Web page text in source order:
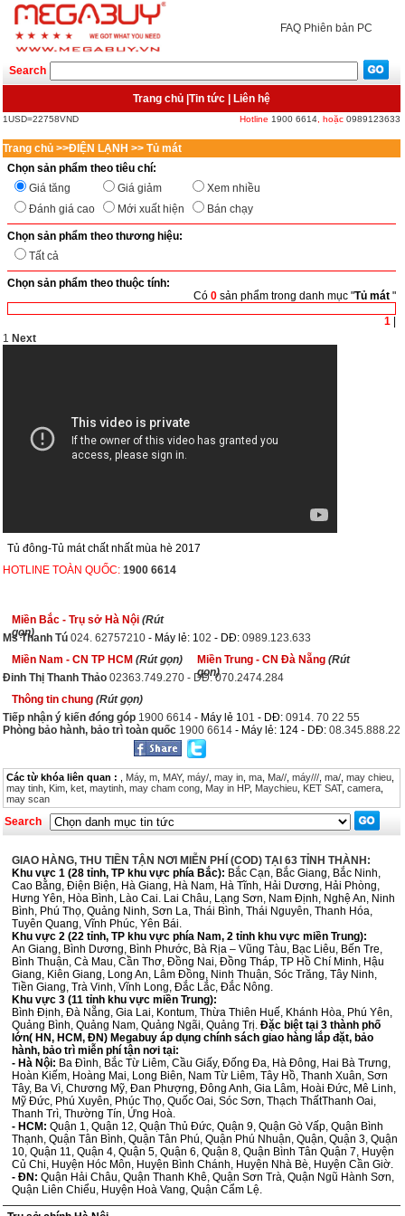
FAQ Phiên bản PC
Search
Trang chủ Tin tức Liên hệ
1USD=22758VND Hotline 1900 6614 , hoặc 0989123633
Trang chủ >>ĐIỆN LẠNH >> Tủ mát
Chọn sản phẩm theo tiêu chí:
Giá tăng
Giá giảm
Xem nhiều
Đánh giá cao
Mới xuất hiện Bán chạy
Chọn sản phẩm theo thương hiệu:
Tất cả
Chọn sản phẩm theo thuộc tính:
Có 0 sản phẩm trong danh mục "Tủ mát "
1
1 Next
Tủ đông-Tủ mát chất nhất mùa hè 2017
HOTLINE TOÀN QUỐC: 1900 6614
Miền Bắc - Trụ sở Hà Nội (Rút
gọn)
Ms Thanh Tú 024. 62757210 - Máy lẻ: 102 - DĐ: 0989.123.633
Miền Nam - CN TP HCM (Rút gọn) Miền Trung - CN Đà Nẵng (Rút
gọn)
Đinh Thị Thanh Thảo 02363.749.270 - DĐ: 070.2474.284
Thông tin chung (Rút gọn)
Tiếp nhận ý kiến đóng góp 1900 6614 - Máy lẻ 101 - DĐ: 0914. 70 22 55
Phòng bảo hành, bảo trì toàn quốc 1900 6614 - Máy lẻ: 124 - DĐ: 08.345.888.22
Các từ khóa liên quan : Máy, m MAY, máy/ may in ma Ma// máy/// ma/ may chieu
may tinh Kim ket maytinh may cham cong May in HP, Maychieu KET SAT, camera
may scan
Search
GIAO HÀNG, THU TIỀN TẬN NƠI MIỄN PHÍ (COD) TẠI 63 TỈNH THÀNH:
Khu vực 1 (28 tỉnh, TP khu vực phía Bắc): Bắc Cạn, Bắc Giang, Bắc Ninh,
Cao Bằng, Điện Biện, Hà Giang, Hà Nam, Hà Tĩnh, Hải Dương, Hải Phòng,
Hưng Yên, Hòa Bình, Lào Cai. Lai Châu, Lạng Sơn, Nam Định, Nghệ An, Ninh
Bình, Phú Thọ, Quảng Ninh, Sơn La, Thái Bình, Thái Nguyên, Thanh Hóa,
Tuyên Quang, Vĩnh Phúc, Yên Bái.
Khu vực 2 (22 tỉnh, TP khu vực phía Nam, 2 tỉnh khu vực miền Trung):
An Giang, Bình Dương, Bình Phước, Bà Rịa – Vũng Tàu, Bạc Liêu, Bến Tre,
Bình Thuận, Cà Mau, Cần Thơ, Đồng Nai, Đồng Tháp, TP Hồ Chí Minh, Hậu
Giang, Kiên Giang, Long An, Lâm Đồng, Ninh Thuận, Sóc Trăng, Tây Ninh,
Tiền Giang, Trà Vinh, Vĩnh Long, Đắc Lắc, Đắc Nông.
Khu vực 3 (11 tỉnh khu vực miền Trung):
Bình Định, Đà Nẵng, Gia Lai, Kontum, Thừa Thiên Huế, Khánh Hòa, Phú Yên,
Quảng Bình, Quảng Nam, Quảng Ngãi, Quảng Trị. Đặc biệt tại 3 thành phố
lớn( HN, HCM, ĐN) Megabuy áp dụng chính sách giao hàng lắp đặt, bảo
hành, bảo trì miễn phí tận nơi tại:
- Hà Nội: Ba Đình, Bắc Từ Liêm, Cầu Giấy, Đống Đa, Hà Đông, Hai Bà Trưng,
Hoàn Kiếm, Hoàng Mai, Long Biên, Nam Từ Liêm, Tây Hồ, Thanh Xuân, Sơn
Tây, Ba Vì, Chương Mỹ, Đan Phượng, Đông Anh, Gia Lâm, Hoài Đức, Mê Linh,
Mỹ Đức, Phú Xuyên, Phúc Thọ, Quốc Oai, Sóc Sơn, Thạch ThấtThanh Oai,
Thanh Trì, Thường Tín, Ứng Hoà.
- HCM: Quận 1, Quận 12, Quận Thủ Đức, Quận 9, Quận Gò Vấp, Quận Bình
Thạnh, Quận Tân Bình, Quận Tân Phú, Quận Phú Nhuận, Quận, Quận 3, Quận
10, Quận 11, Quận 4, Quận 5, Quận 6, Quận 8, Quận Bình Tân Quận 7, Huyện
Củ Chi, Huyện Hóc Môn, Huyện Bình Chánh, Huyện Nhà Bè, Huyện Cần Giờ.
- ĐN: Quận Hải Châu, Quận Thanh Khê, Quận Sơn Trà, Quận Ngũ Hành Sơn,
Quận Liên Chiểu, Huyện Hoà Vang, Quận Cẩm Lệ.